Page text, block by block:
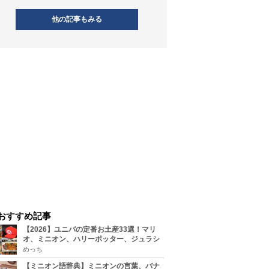
他の記事もみる
すすめ記事
【2026】ユニバの定番お土産33選！マリ
オ、ミニオン、ハリーポッター、ジュラシ
ックパーク、セサミ、SINGなどのグッズ情
報
めっち
【ミニオン語辞典】ミニオンの言葉、バナ